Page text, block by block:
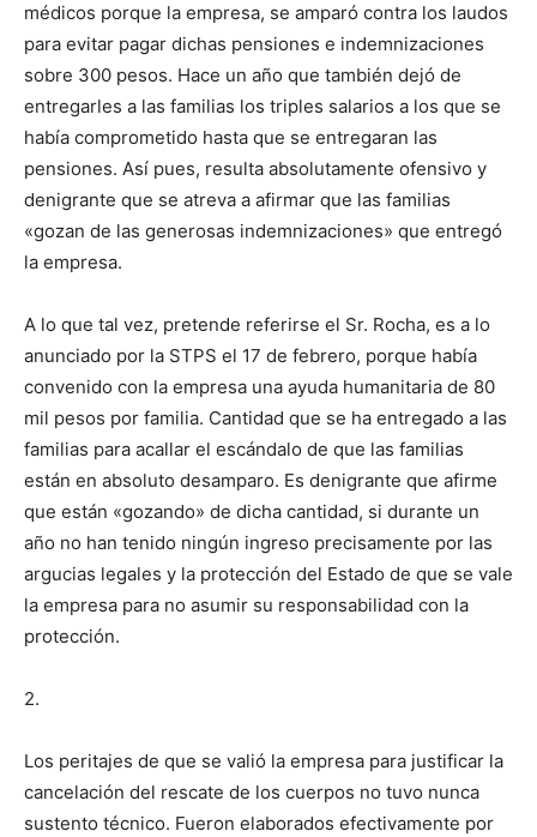
médicos porque la empresa, se amparó contra los laudos
para evitar pagar dichas pensiones e indemnizaciones
sobre 300 pesos. Hace un año que también dejó de
entregarles a las familias los triples salarios a los que se
había comprometido hasta que se entregaran las
pensiones. Así pues, resulta absolutamente ofensivo y
denigrante que se atreva a afirmar que las familias
«gozan de las generosas indemnizaciones» que entregó
la empresa.
A lo que tal vez, pretende referirse el Sr. Rocha, es a lo
anunciado por la STPS el 17 de febrero, porque había
convenido con la empresa una ayuda humanitaria de 80
mil pesos por familia. Cantidad que se ha entregado a las
familias para acallar el escándalo de que las familias
están en absoluto desamparo. Es denigrante que afirme
que están «gozando» de dicha cantidad, si durante un
año no han tenido ningún ingreso precisamente por las
argucias legales y la protección del Estado de que se vale
la empresa para no asumir su responsabilidad con la
protección.
2.
Los peritajes de que se valió la empresa para justificar la
cancelación del rescate de los cuerpos no tuvo nunca
sustento técnico. Fueron elaborados efectivamente por